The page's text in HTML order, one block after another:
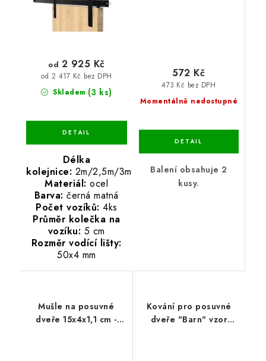
Skladem (3 ks)
od 2 417 Kč bez DPH
od 2 925 Kč
Délka
kolejnice: 2m/2,5m/3m
Materiál: ocel
Barva: černá matná
Počet vozíků: 4ks
Průměr kolečka na
vozíku: 5 cm
Rozměr vodící lišty:
50x4 mm
Momentálně nedostupné
473 Kč bez DPH
572 Kč
Balení obsahuje 2
kusy.
Mušle na posuvné
dveře 15x4x1,1 cm -
Kování pro posuvné
dveře "Barn" vzor